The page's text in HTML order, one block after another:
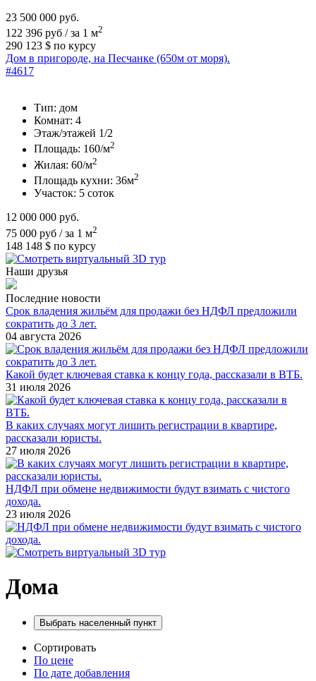
23 500 000 руб.
122 396 руб / за 1 м2
290 123 $ по курсу
Дом в пригороде, на Песчанке (650м от моря).
#4617
Тип: дом
Комнат: 4
Этаж/этажей 1/2
Площадь: 160/м2
Жилая: 60/м2
Площадь кухни: 36м2
Участок: 5 соток
12 000 000 руб.
75 000 руб / за 1 м2
148 148 $ по курсу
Наши друзья
Последние новости
Срок владения жильём для продажи без НДФЛ предложили
сократить до 3 лет.
04 августа 2026
Какой будет ключевая ставка к концу года, рассказали в ВТБ.
31 июля 2026
В каких случаях могут лишить регистрации в квартире,
рассказали юристы.
27 июля 2026
НДФЛ при обмене недвижимости будут взимать с чистого
дохода.
23 июля 2026
Дома
Выбрать населенный пункт
Сортировать
По цене
По дате добавления